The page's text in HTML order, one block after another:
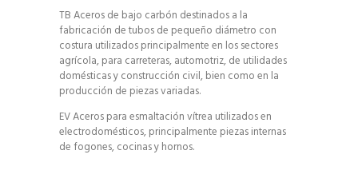
TB Aceros de bajo carbón destinados a la
fabricación de tubos de pequeño diámetro con
costura utilizados principalmente en los sectores
agrícola, para carreteras, automotriz, de utilidades
domésticas y construcción civil, bien como en la
producción de piezas variadas.
EV Aceros para esmaltación vítrea utilizados en
electrodomésticos, principalmente piezas internas
de fogones, cocinas y hornos.